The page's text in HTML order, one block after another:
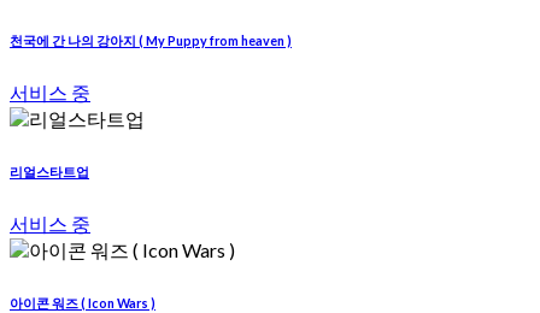
천국에 간 나의 강아지 ( My Puppy from heaven )
서비스 중
리얼스타트업
서비스 중
아이콘 워즈 ( Icon Wars )